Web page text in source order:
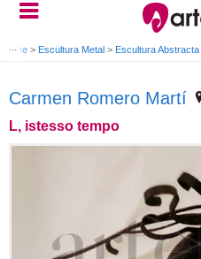
arte > Escultura Metal > Escultura Abstracta
Carmen Romero Martí
L, istesso tempo